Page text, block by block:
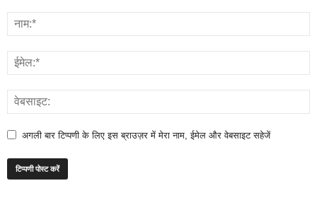
अगली बार टिप्पणी के लिए इस ब्राउज़र में मेरा नाम, ईमेल और वेबसाइट सहेजें